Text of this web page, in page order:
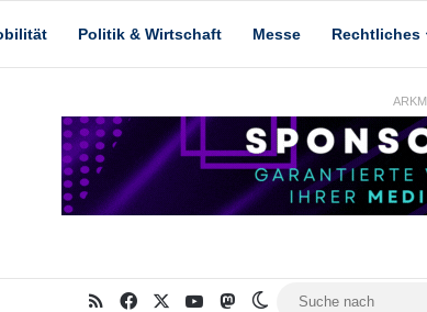
Politik & Wirtschaft Messe Rechtliches
RSS Facebook YouTubeMastodonSkin umschalten